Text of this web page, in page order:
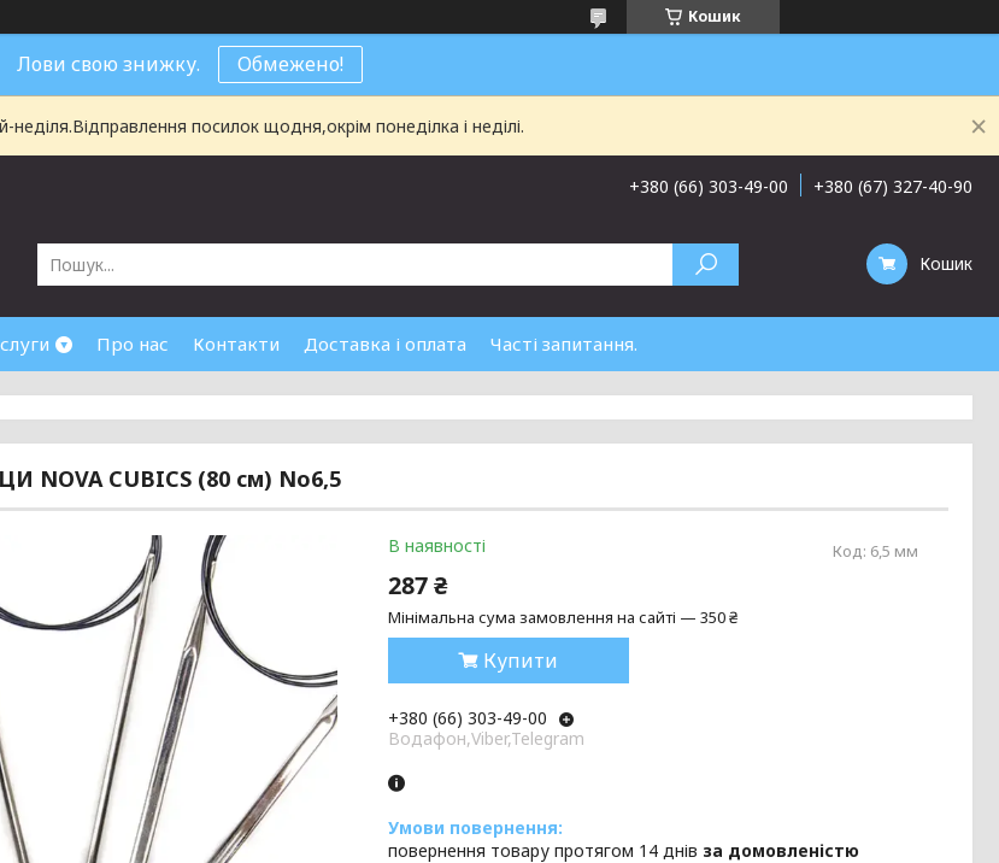
Кошик
Лови свою знижку. Обмежено!
неділя.Відправлення посилок щодня,окрім понеділка і неділі.
+380 (66) 303-49-00 +380 (67) 327-40-90
Кошик
Про нас Контакти Доставка і оплата Часті запитання.
NOVA CUBICS (80 см) No6,5
В наявності Код: 6,5 мм
287 ₴
Мінімальна сума замовлення на сайті — 350 ₴
Купити
+380 (66) 303-49-00
Водафон,Viber,Telegram
повернення товару протягом 14 днів за домовленістю